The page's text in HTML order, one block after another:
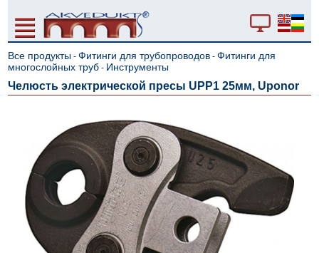
Все продукты -Фитинги для трубопроводов -Фитинги для
многослойных труб - Инструменты
Челюсть электрической пресы UPP1 25мм, Uponor